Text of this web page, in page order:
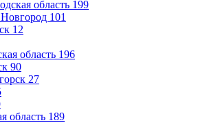
область 199
101
12
область 196
90
27
область 189